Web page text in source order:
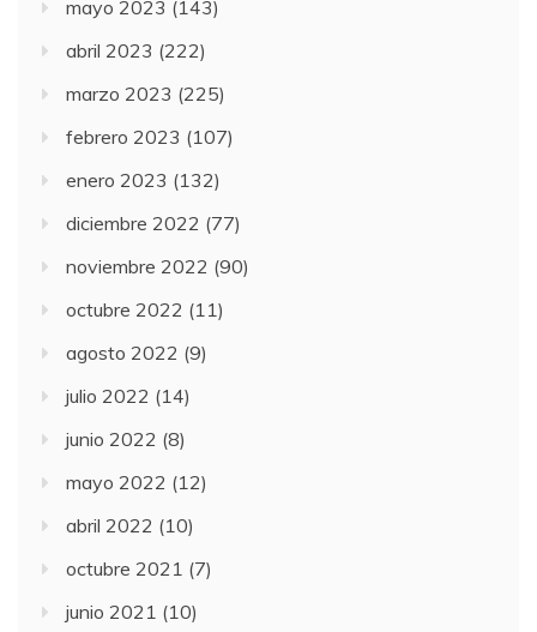
mayo 2023 (143)
abril 2023 (222)
marzo 2023 (225)
febrero 2023 (107)
enero 2023 (132)
diciembre 2022 (77)
noviembre 2022 (90)
octubre 2022 (11)
agosto 2022 (9)
julio 2022 (14)
junio 2022 (8)
mayo 2022 (12)
abril 2022 (10)
octubre 2021 (7)
junio 2021 (10)